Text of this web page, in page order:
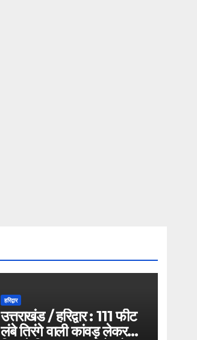
हरिद्वार
उत्तराखंड / हरिद्वार : 111 फीट
लंबे तिरंगे वाली कांवड़ लेकर